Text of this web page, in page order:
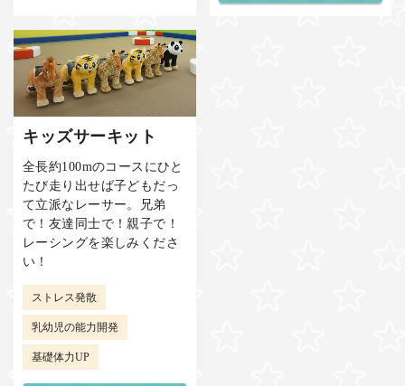
キッズサーキット
全長約100mのコースにひと
たび走り出せば子どもだっ
て立派なレーサー。兄弟
で！友達同士で！親子で！
レーシングを楽しみくださ
い！
ストレス発散
乳幼児の能力開発
基礎体力UP